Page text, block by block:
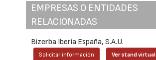
EMPRESAS O ENTIDADES
RELACIONADAS
Bizerba Iberia España, S.A.U.
Solicitar información Ver stand virtual